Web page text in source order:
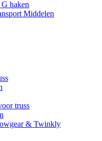
haken
Middelen
truss
& Twinkly